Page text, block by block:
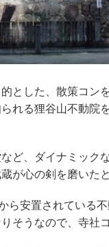
とした、散策コ
れる狸谷山不動院
ど、ダイナミック
が心の剣を磨いた
安置されている
そうなので、寺社